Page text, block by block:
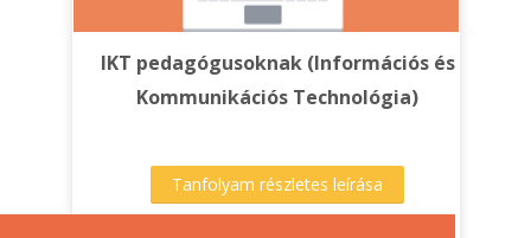
IKT pedagógusoknak (Információs és
Kommunikációs Technológia)
Tanfolyam részletes leírása